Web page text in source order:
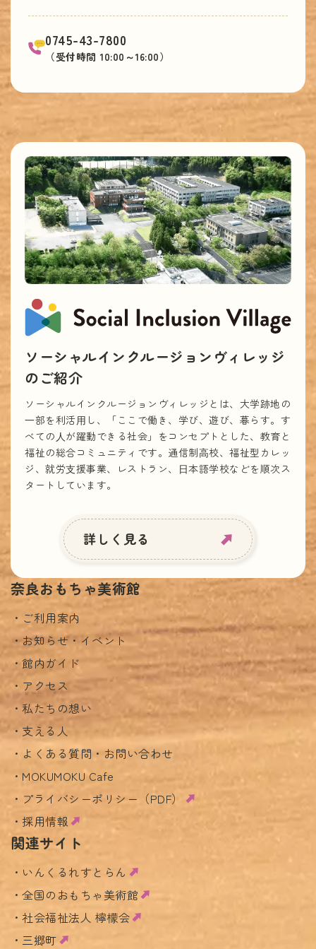
0745-43-7800
（受付時間 10:00～16:00）
ソーシャルインクルージョンヴィレッジ
のご紹介
ソーシャルインクルージョンヴィレッジとは、大学跡地の
⼀部を利活⽤し、「ここで働き、学び、遊び、暮らす。す
べての⼈が躍動できる社会」をコンセプトとした、教育と
福祉の総合コミュニティです。通信制⾼校、福祉型カレッ
ジ、就労⽀援事業、レストラン、⽇本語学校などを順次ス
タートしています。
詳しく見る
奈良おもちゃ美術館
ご利用案内
お知らせ・イベント
館内ガイド
アクセス
私たちの想い
支える人
よくある質問・お問い合わせ
MOKUMOKU Cafe
プライバシーポリシー（PDF）
採用情報
関連サイト
いんくるれすとらん
全国のおもちゃ美術館
社会福祉法人 檸檬会
三郷町